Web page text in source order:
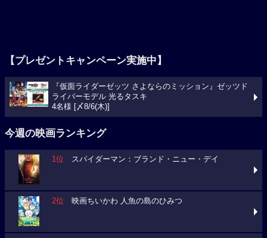
【プレゼントキャンペーン実施中】
『仮面ライダーゼッツ さよならのミッション』ゼッツド
ライバーモデル 光るタスキ
4名様 [〆8/6(木)]
今週の映画ランキング
1位 スパイダーマン：ブランド・ニュー・デイ
2位 映画ちいかわ 人魚の島のひみつ